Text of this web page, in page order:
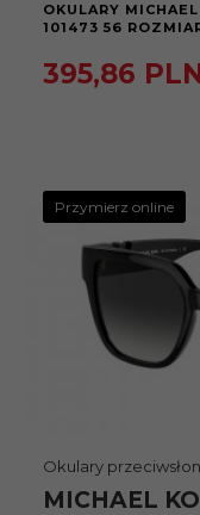
OKULARY
101473 56
395,86
Przymierz online
Okulary
MICHAEL